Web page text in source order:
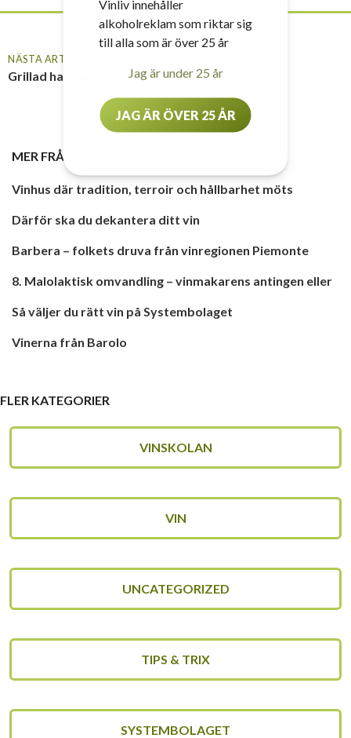
NÄSTA ARTIKEL
Grillad halloumiburgare
MER FRÅN
Vinhus där tradition, terroir och hållbarhet möts
Därför ska du dekantera ditt vin
Barbera – folkets druva från vinregionen Piemonte
8. Malolaktisk omvandling – vinmakarens antingen eller
Så väljer du rätt vin på Systembolaget
Vinerna från Barolo
FLER KATEGORIER
VINSKOLAN
VIN
UNCATEGORIZED
TIPS & TRIX
SYSTEMBOLAGET
Vinliv innehåller
alkoholreklam som riktar sig
till alla som är över 25 år
Jag är under 25 år
JAG ÄR ÖVER 25 ÅR